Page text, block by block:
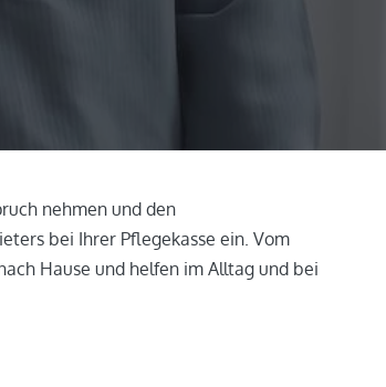
nehmen und den
bei Ihrer Pflegekasse ein. Vom
Hause und helfen im Alltag und bei